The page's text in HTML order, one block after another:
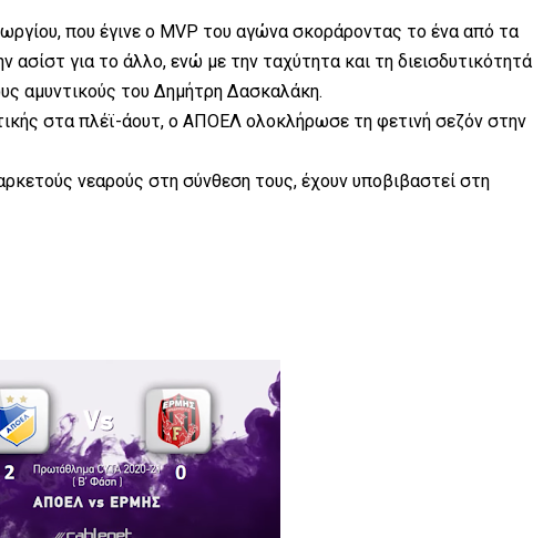
που έγινε ο MVP του αγώνα σκοράροντας το ένα από τα
ασίστ για το άλλο, ενώ με την ταχύτητα και τη διεισδυτικότητά
αμυντικούς του Δημήτρη Δασκαλάκη.
στα πλέϊ-άουτ, ο ΑΠΟΕΛ ολοκλήρωσε τη φετινή σεζόν στην
νεαρούς στη σύνθεση τους, έχουν υποβιβαστεί στη